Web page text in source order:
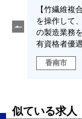
進
【竹繊維複
を操作して
の製造業務
有資格者優遇
香南市
似ている求人